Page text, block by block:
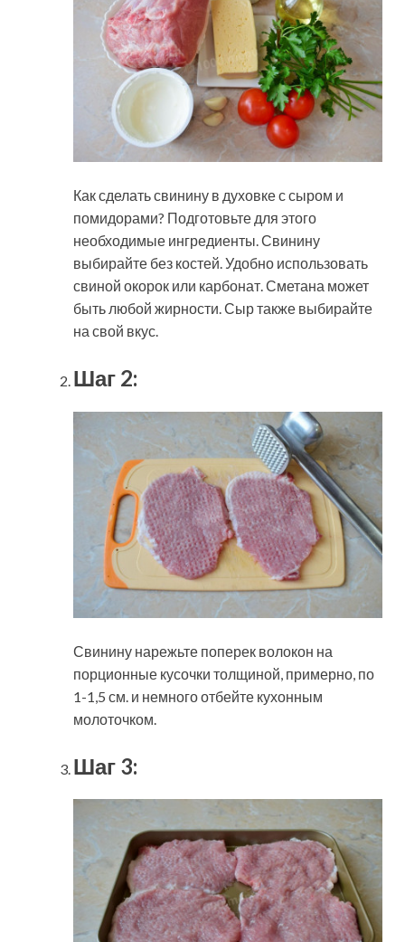
Как сделать свинину в духовке с сыром и
помидорами? Подготовьте для этого
необходимые ингредиенты. Свинину
выбирайте без костей. Удобно использовать
свиной окорок или карбонат. Сметана может
быть любой жирности. Сыр также выбирайте
на свой вкус.
Шаг 2:
Свинину нарежьте поперек волокон на
порционные кусочки толщиной, примерно, по
1-1,5 см. и немного отбейте кухонным
молоточком.
Шаг 3: